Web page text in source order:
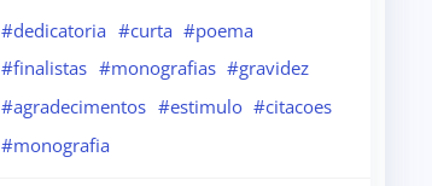
#dedicatoria #curta #poema
#finalistas #monografias #gravidez
#agradecimentos #estimulo #citacoes
#monografia